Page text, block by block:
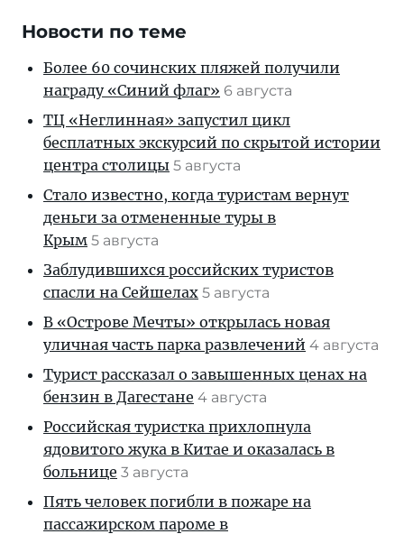
Новости по теме
Более 60 сочинских пляжей получили
награду «Синий флаг» 6 августа
ТЦ «Неглинная» запустил цикл
бесплатных экскурсий по скрытой истории
центра столицы 5 августа
Стало известно, когда туристам вернут
деньги за отмененные туры в
Крым 5 августа
Заблудившихся российских туристов
спасли на Сейшелах 5 августа
В «Острове Мечты» открылась новая
уличная часть парка развлечений 4 августа
Турист рассказал о завышенных ценах на
бензин в Дагестане 4 августа
Российская туристка прихлопнула
ядовитого жука в Китае и оказалась в
больнице 3 августа
Пять человек погибли в пожаре на
пассажирском пароме в